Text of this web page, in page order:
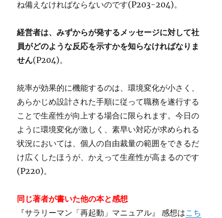
ね備えなければならないのです(P203-204)。
経営者は、みずからが発するメッセージに対して社
員がどのような反応を示すかを知らなければなりま
せん(P204)。
統率が効果的に機能するのは、環境変化が小さく、
あらかじめ設計された手順に従って職務を遂行する
ことで生産性が向上する場合に限られます。今日の
ように環境変化が激しく、素早い対応が求められる
状況においては、個人の自由裁量の範囲をできるだ
け広くしたほうが、かえって生産性が高まるのです
(P220)。
同じ著者が書いた他の本と感想
『サラリーマン「再起動」マニュアル』 感想はこち